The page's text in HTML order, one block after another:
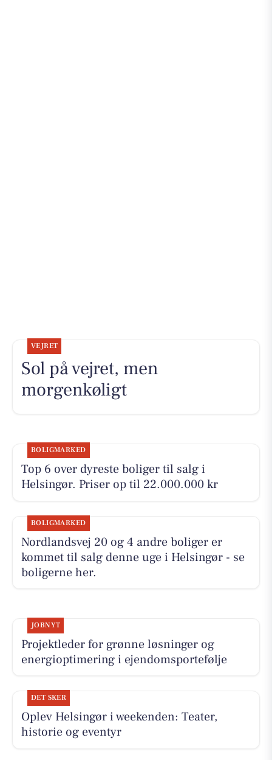
VEJRET
Sol på vejret, men
morgenkøligt
BOLIGMARKED
Top 6 over dyreste boliger til salg i
Helsingør. Priser op til 22.000.000 kr
BOLIGMARKED
Nordlandsvej 20 og 4 andre boliger er
kommet til salg denne uge i Helsingør - se
boligerne her.
JOBNYT
Projektleder for grønne løsninger og
energioptimering i ejendomsportefølje
DET SKER
Oplev Helsingør i weekenden: Teater,
historie og eventyr